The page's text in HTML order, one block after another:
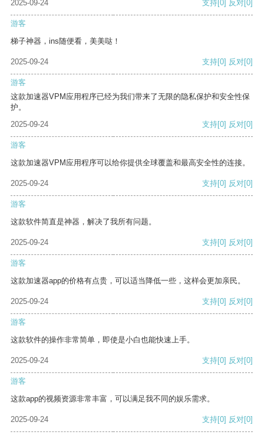
2025-09-24 支持 [0] 反对 [0]
游客
梯子神器，ins随便看，美美哒！
2025-09-24 支持[0] 反对[0]
游客
这款加速器VPM应用程序已经为我们带来了无限的隐私保护和安全性保
护。
2025-09-24
支持[0] 反对[0]
游客
这款加速器VPM应用程序可以给你提供全球覆盖和最高安全性的连接。
2025-09-24 支持[0] 反对[0]
游客
这款软件简直是神器，解决了我所有问题。
2025-09-24 支持[0] 反对[0]
游客
这款加速器app的价格有点贵，可以适当降低一些，这样会更加亲民。
2025-09-24 支持[0] 反对[0]
游客
这款软件的操作非常简单，即使是小白也能快速上手。
2025-09-24 支持[0] 反对[0]
游客
这款app的视频资源非常丰富，可以满足我不同的娱乐需求。
2025-09-24 支持[0] 反对[0]